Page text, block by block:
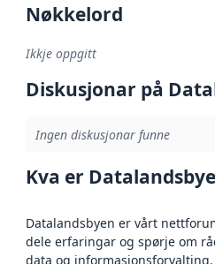
Nøkkelord
Ikkje oppgitt
Diskusjonar på
Ingen diskusjonar funne
Kva er
Datalandsbyen er vårt
dele erfaringar og spørje om
data og informasjonsforvalting.